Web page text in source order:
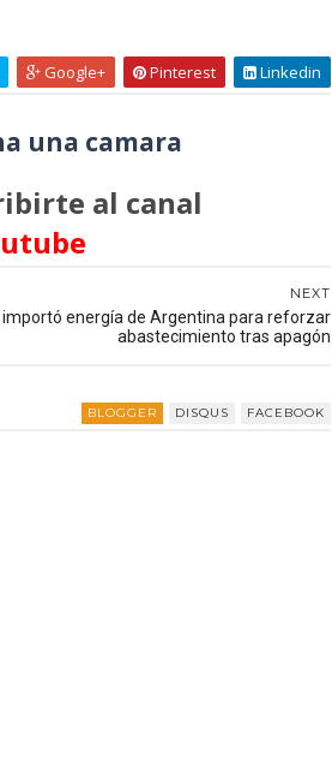
Google+ Pinterest Linkedin
una camara
al canal
NEXT
importó energía de Argentina para reforzar
abastecimiento tras apagón
BLOGGER DISQUS FACEBOOK